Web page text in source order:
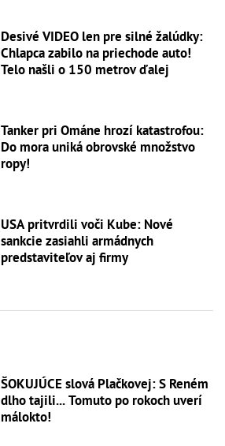
Desivé VIDEO len pre silné žalúdky:
Chlapca zabilo na priechode auto!
Telo našli o 150 metrov ďalej
Tanker pri Ománe hrozí katastrofou:
Do mora uniká obrovské množstvo
ropy!
USA pritvrdili voči Kube: Nové
sankcie zasiahli armádnych
predstaviteľov aj firmy
ŠOKUJÚCE slová Plačkovej: S Reném
dlho tajili... Tomuto po rokoch uverí
málokto!